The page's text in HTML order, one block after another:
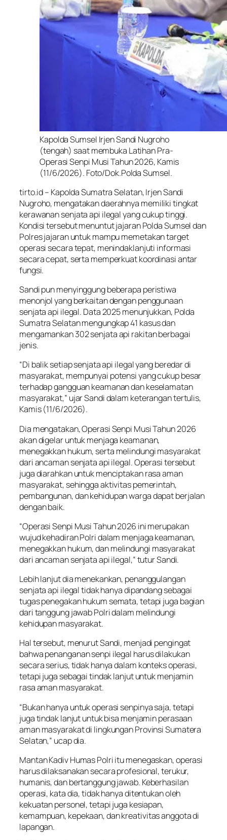
Kapolda Sumsel Irjen Sandi Nugroho
(tengah) saat membuka Latihan Pra-
Operasi Senpi Musi Tahun 2026, Kamis
(11/6/2026). Foto/Dok.Polda Sumsel.
tirto.id – Kapolda Sumatra Selatan, Irjen Sandi
Nugroho, mengatakan daerahnya memiliki tingkat
kerawanan senjata api ilegal yang cukup tinggi.
Kondisi tersebut menuntut jajaran Polda Sumsel dan
Polres jajaran untuk mampu memetakan target
operasi secara tepat, menindaklanjuti informasi
secara cepat, serta memperkuat koordinasi antar
fungsi.
Sandi pun menyinggung beberapa peristiwa
menonjol yang berkaitan dengan penggunaan
senjata api ilegal. Data 2025 menunjukkan, Polda
Sumatra Selatan mengungkap 41 kasus dan
mengamankan 302 senjata api rakitan berbagai
jenis.
“Di balik setiap senjata api ilegal yang beredar di
masyarakat, mempunyai potensi yang cukup besar
terhadap gangguan keamanan dan keselamatan
masyarakat,” ujar Sandi dalam keterangan tertulis,
Kamis (11/6/2026).
Dia mengatakan, Operasi Senpi Musi Tahun 2026
akan digelar untuk menjaga keamanan,
menegakkan hukum, serta melindungi masyarakat
dari ancaman senjata api ilegal. Operasi tersebut
juga diarahkan untuk menciptakan rasa aman
masyarakat, sehingga aktivitas pemerintah,
pembangunan, dan kehidupan warga dapat berjalan
dengan baik.
“Operasi Senpi Musi Tahun 2026 ini merupakan
wujud kehadiran Polri dalam menjaga keamanan,
menegakkan hukum, dan melindungi masyarakat
dari ancaman senjata api ilegal,” tutur Sandi.
Lebih lanjut dia menekankan, penanggulangan
senjata api ilegal tidak hanya dipandang sebagai
tugas penegakan hukum semata, tetapi juga bagian
dari tanggung jawab Polri dalam melindungi
kehidupan masyarakat.
Hal tersebut, menurut Sandi, menjadi pengingat
bahwa penanganan senpi ilegal harus dilakukan
secara serius, tidak hanya dalam konteks operasi,
tetapi juga sebagai tindak lanjut untuk menjamin
rasa aman masyarakat.
“Bukan hanya untuk operasi senpinya saja, tetapi
juga tindak lanjut untuk bisa menjamin perasaan
aman masyarakat di lingkungan Provinsi Sumatera
Selatan,” ucap dia.
Mantan Kadiv Humas Polri itu menegaskan, operasi
harus dilaksanakan secara profesional, terukur,
humanis, dan bertanggung jawab. Keberhasilan
operasi, kata dia, tidak hanya ditentukan oleh
kekuatan personel, tetapi juga kesiapan,
kemampuan, kepekaan, dan kreativitas anggota di
lapangan.